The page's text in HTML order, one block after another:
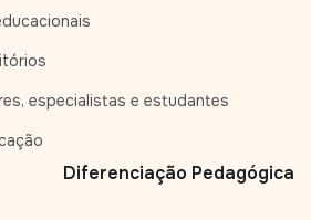
especialistas e estudantes
Diferenciação Pedagógica